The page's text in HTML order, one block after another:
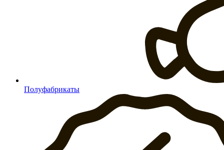
Полуфабрикаты